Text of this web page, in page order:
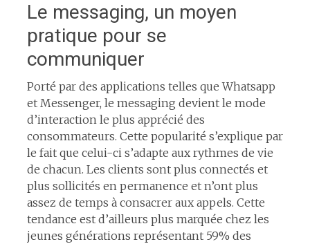
Le messaging, un moyen
pratique pour se
communiquer
Porté par des applications telles que Whatsapp
et Messenger, le messaging devient le mode
d’interaction le plus apprécié des
consommateurs. Cette popularité s’explique par
le fait que celui-ci s’adapte aux rythmes de vie
de chacun. Les clients sont plus connectés et
plus sollicités en permanence et n’ont plus
assez de temps à consacrer aux appels. Cette
tendance est d’ailleurs plus marquée chez les
jeunes générations représentant 59% des